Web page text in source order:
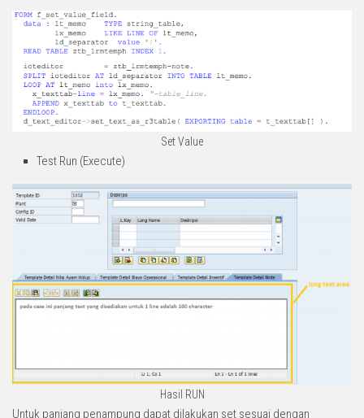
Set Value
Test Run (Execute)
Hasil RUN
Untuk panjang penampung dapat dilakukan set sesuai dengan